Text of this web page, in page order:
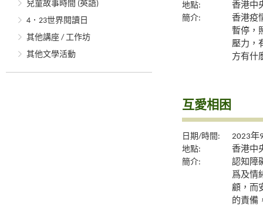
兒童故事時間 (英語)
4．23世界閱讀日
其他講座 / 工作坊
其他文學活動
地點:
香港中
簡介:
香港疫
暫停，
壓力，
方有什
互愛相困
日期/時間:
2023年
地點:
香港中
簡介:
認知障
爲及情
顧，而
的責備